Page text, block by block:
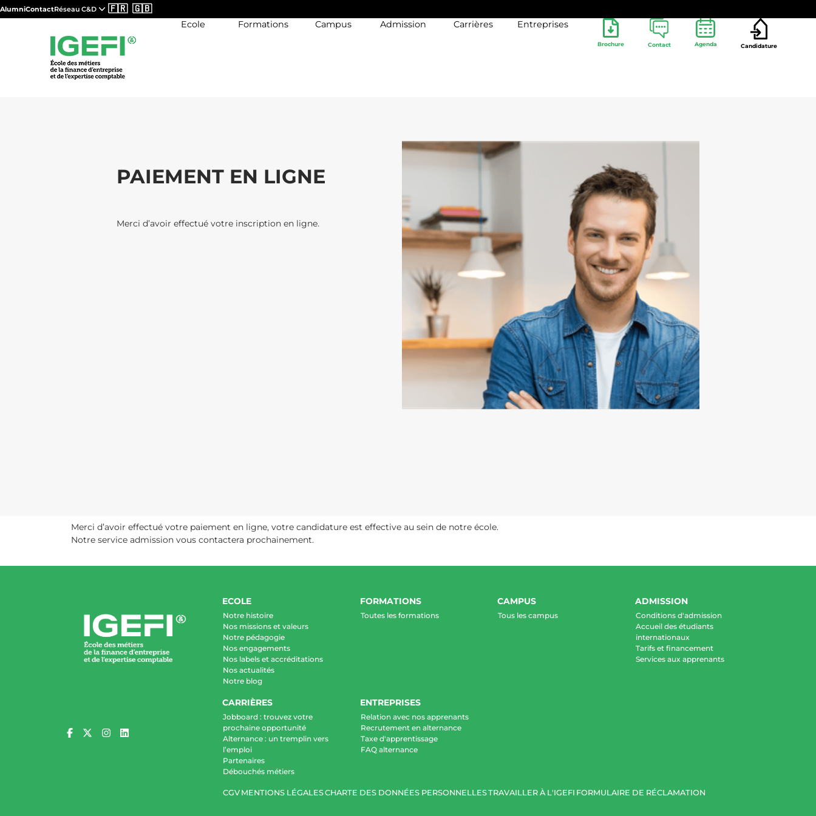
AlumniContactRéseau C&D 🇫🇷 🇬🇧
Ecole Formations Campus Admission Carrières Entreprises
Brochure Contact Agenda Candidature
PAIEMENT EN LIGNE
Merci d’avoir effectué votre inscription en ligne.
Merci d’avoir effectué votre paiement en ligne, votre candidature est effective au sein de notre école.
Notre service admission vous contactera prochainement.
ECOLE
Notre histoire
Nos missions et valeurs
Notre pédagogie
Nos engagements
Nos labels et accréditations
Nos actualités
Notre blog
FORMATIONS
Toutes les formations
CAMPUS
Tous les campus
ADMISSION
Conditions d'admission
Accueil des étudiants
internationaux
Tarifs et financement
Services aux apprenants
CARRIÈRES
Jobboard : trouvez votre
prochaine opportunité
Alternance : un tremplin vers
l’emploi
Partenaires
Débouchés métiers
ENTREPRISES
Relation avec nos apprenants
Recrutement en alternance
Taxe d'apprentissage
FAQ alternance
CGV MENTIONS LÉGALESCHARTE DES DONNÉES PERSONNELLESTRAVAILLER À L'IGEFI FORMULAIRE DE RÉCLAMATION